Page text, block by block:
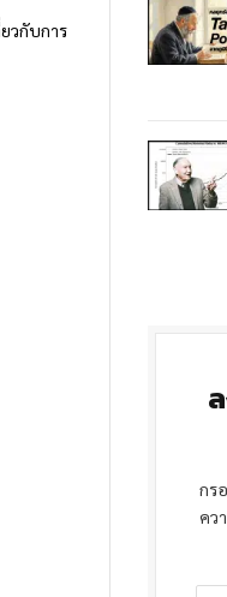
วกับการ
กร
คว